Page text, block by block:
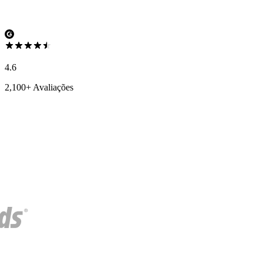
4.6
2,100+ Avaliações